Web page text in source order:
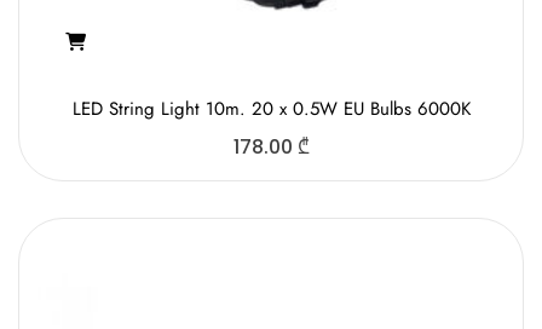
LED String Light 10m. 20 x 0.5W EU Bulbs 6000K
178.00 ₾